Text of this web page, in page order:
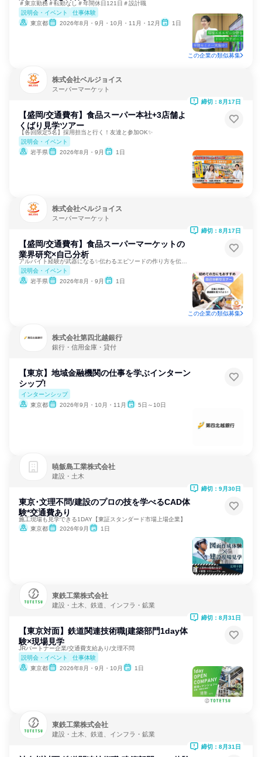
＃東京勤務＃転勤なし＃年間休日121日＃設計職
説明会・イベント
仕事体験
東京都
2026年8月・9月・10月・11月・12月 1日
この企業の類似募集
株式会社ベルジョイス
スーパーマーケット
【盛岡/交通費有】食品スーパー本社+3店舗よ
くばり見学ツアー
【各回限定5名】採用担当と行く！友達と参加OK✨
説明会・イベント
岩手県
2026年8月・9月 1日
締切：8月17日
株式会社ベルジョイス
スーパーマーケット
【盛岡/交通費有】食品スーパーマーケットの
業界研究×自己分析
説明会・イベント
岩手県
2026年8月・9月 1日
締切：8月17日
この企業の類似募集
株式会社第四北越銀行
銀行・信用金庫・貸付
【東京】地域金融機関の仕事を学ぶインターン
シップ!
インターンシップ
東京都
2026年9月・10月・11月 5日～10日
暁飯島工業株式会社
建設・土木
東京･文理不問/建設のプロの技を学べるCAD体
験*交通費あり
施工現場も見学できる1DAY【東証スタンダード市場上場企業】
東京都
2026年9月 1日
締切：9月30日
東鉄工業株式会社
建設・土木、鉄道、インフラ・鉱業
【東京対面】鉄道関連技術職|建築部門1day体
験×現場見学
JRパートナー企業/交通費支給あり/文理不問
説明会・イベント
仕事体験
東京都
2026年8月・9月・10月 1日
締切：8月31日
東鉄工業株式会社
建設・土木、鉄道、インフラ・鉱業
締切：8月31日